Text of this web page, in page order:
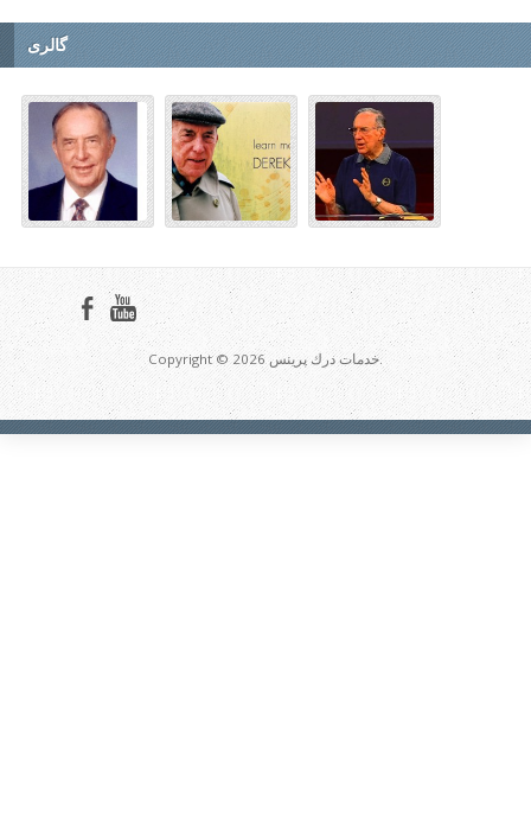
گالری
Copyright © 2026 خدمات درك پرينس.